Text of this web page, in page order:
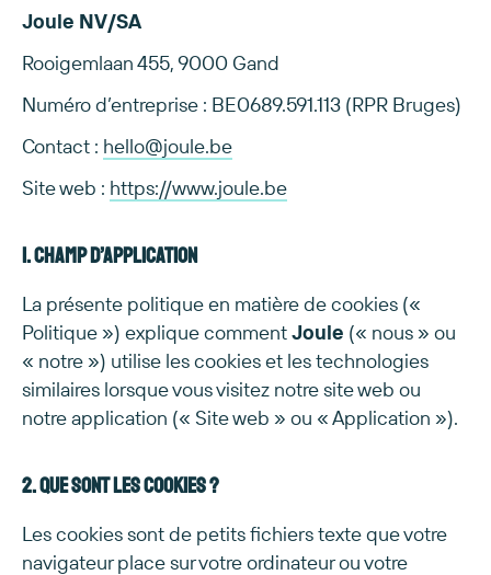
Joule NV/SA
Rooigemlaan 455, 9000 Gand
Numéro d’entreprise : BE0689.591.113 (RPR Bruges)
Contact : hello@joule.be
Site web : https://www.joule.be
1. Champ d’application
La présente politique en matière de cookies («
Politique ») explique commentJoule (« nous » ou
« notre ») utilise les cookies et les technologies
similaires lorsque vous visitez notre site web ou
notre application (« Site web » ou « Application »).
2. Que sont les cookies ?
Les cookies sont de petits fichiers texte que votre
navigateur place sur votre ordinateur ou votre